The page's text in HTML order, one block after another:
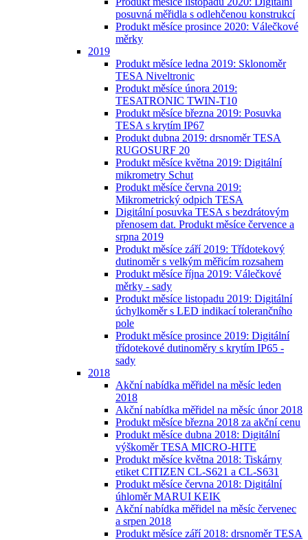
posuvná měřidla s odlehčenou konstrukcí
Produkt měsíce prosince 2020: Válečkové
měrky
2019
Produkt měsíce ledna 2019: Sklonoměr
TESA Niveltronic
Produkt měsíce února 2019:
TESATRONIC TWIN-T10
Produkt měsíce března 2019: Posuvka
TESA s krytím IP67
Produkt dubna 2019: drsnoměr TESA
RUGOSURF 20
Produkt měsíce května 2019: Digitální
mikrometry Schut
Produkt měsíce června 2019:
Mikrometrický odpich TESA
Digitální posuvka TESA s bezdrátovým
přenosem dat. Produkt měsíce července a
srpna 2019
Produkt měsíce září 2019: Třídotekový
dutinoměr s velkým měřicím rozsahem
Produkt měsíce října 2019: Válečkové
měrky - sady
Produkt měsíce listopadu 2019: Digitální
úchylkoměr s LED indikací tolerančního
pole
Produkt měsíce prosince 2019: Digitální
třídotekové dutinoměry s krytím IP65 -
sady
2018
Akční nabídka měřidel na měsíc leden
2018
Akční nabídka měřidel na měsíc únor 2018
Produkt měsíce března 2018 za akční cenu
Produkt měsíce dubna 2018: Digitální
výškoměr TESA MICRO-HITE
Produkt měsíce května 2018: Tiskárny
etiket CITIZEN CL-S621 a CL-S631
Produkt měsíce června 2018: Digitální
úhloměr MARUI KEIK
Akční nabídka měřidel na měsíc červenec
a srpen 2018
Produkt měsíce září 2018: drsnoměr TESA